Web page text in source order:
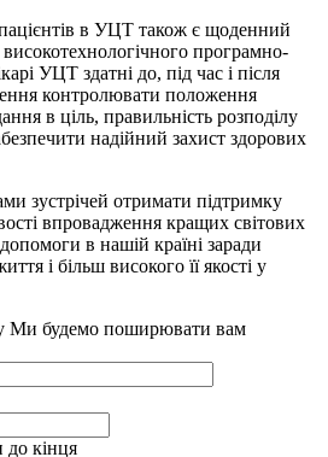
в УЦТ також є щоденний
програмно-
УЦТ здатні до, під час і після
контролювати положення
в ціль, правильність розподілу
надійний захист здорових
зустрічей отримати підтримку
впровадження кращих світових
в нашій країні заради
і більш високого її якості у
Ми будемо поширювати вам